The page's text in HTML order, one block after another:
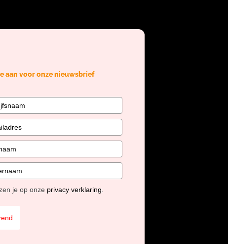
aan voor onze nieuwsbrief
je op onze privacy verklaring.